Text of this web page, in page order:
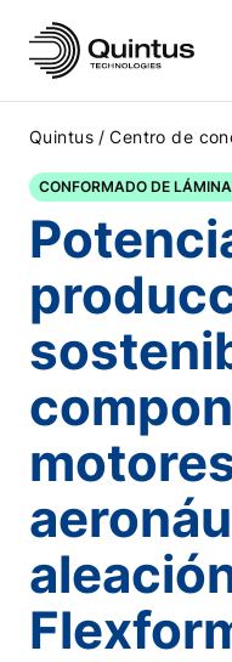
Quintus / Centro de
CONFORMADO DE